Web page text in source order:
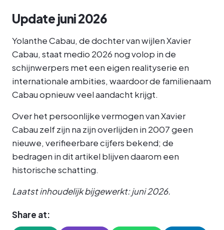
Update juni 2026
Yolanthe Cabau, de dochter van wijlen Xavier
Cabau, staat medio 2026 nog volop in de
schijnwerpers met een eigen realityserie en
internationale ambities, waardoor de familienaam
Cabau opnieuw veel aandacht krijgt.
Over het persoonlijke vermogen van Xavier
Cabau zelf zijn na zijn overlijden in 2007 geen
nieuwe, verifieerbare cijfers bekend; de
bedragen in dit artikel blijven daarom een
historische schatting.
Laatst inhoudelijk bijgewerkt: juni 2026.
Share at: